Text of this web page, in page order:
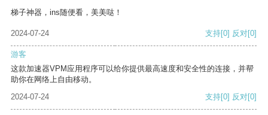
梯子神器，ins随便看，美美哒！
2024-07-24 支持[0] 反对[0]
游客
这款加速器VPM应用程序可以给你提供最高速度和安全性的连接，并帮
助你在网络上自由移动。
2024-07-24
支持[0] 反对[0]